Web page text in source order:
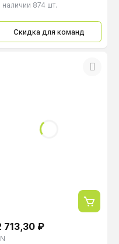
наличии 874 шт.
Скидка для команд
713,30 ₽